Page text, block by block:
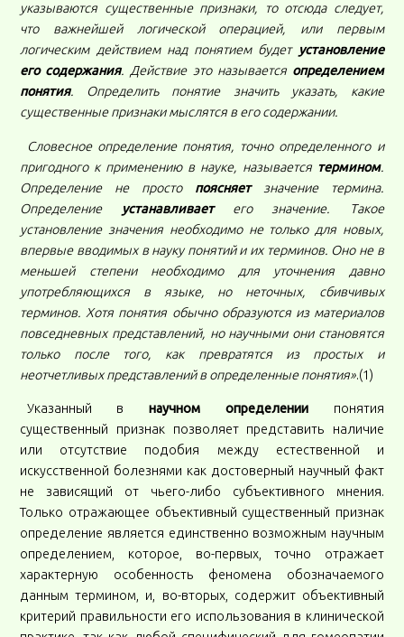
указываются существенные признаки, то отсюда следует,
что важнейшей логической операцией, или первым
логическим действием над понятием будет установление
его содержания. Действие это называется определением
понятия. Определить понятие значить указать, какие
существенные признаки мыслятся в его содержании.
Словесное определение понятия, точно определенного и
пригодного к применению в науке, называется термином.
Определение не просто поясняетзначение термина.
Определение
устанавливаетего значение. Такое
установление значения необходимо не только для новых,
впервые вводимых в науку понятий и их терминов. Оно не в
меньшей степени необходимо для уточнения давно
употребляющихся в языке, но неточных, сбивчивых
терминов. Хотя понятия обычно образуются из материалов
повседневных представлений, но научными они становятся
только после того, как превратятся из простых и
неотчетливых представлений в определенные понятия».(1)
Указанный внаучном определениипонятия
существенный признак позволяет представить наличие
или отсутствие подобия между естественной и
искусственной болезнями как достоверный научный факт
не зависящий от чьего-либо субъективного мнения.
Только отражающее объективный существенный признак
определение является единственно возможным научным
определением, которое, во-первых, точно отражает
характерную особенность феномена обозначаемого
данным термином, и, во-вторых, содержит объективный
критерий правильности его использования в клинической